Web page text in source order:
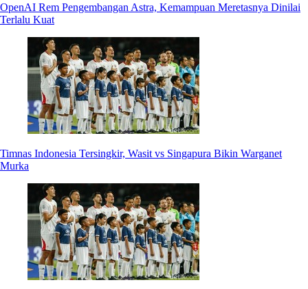
OpenAI Rem Pengembangan Astra, Kemampuan Meretasnya Dinilai
Terlalu Kuat
Timnas Indonesia Tersingkir, Wasit vs Singapura Bikin Warganet
Murka